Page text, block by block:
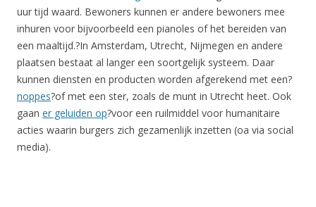
uur tijd waard. Bewoners kunnen er andere bewoners mee
inhuren voor bijvoorbeeld een pianoles of het bereiden van
een maaltijd.?In Amsterdam, Utrecht, Nijmegen en andere
plaatsen bestaat al langer een soortgelijk systeem. Daar
kunnen diensten en producten worden afgerekend met een?
noppes?of met een ster, zoals de munt in Utrecht heet. Ook
gaan er geluiden op?voor een ruilmiddel voor humanitaire
acties waarin burgers zich gezamenlijk inzetten (oa via social
media).